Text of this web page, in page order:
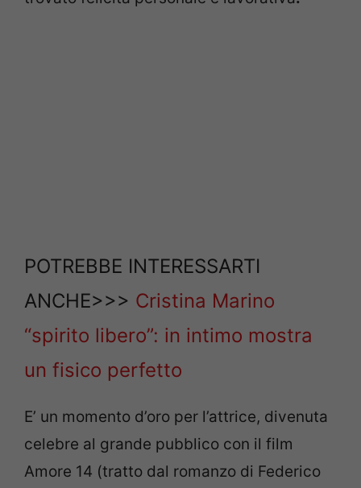
POTREBBE INTERESSARTI
ANCHE>>> Cristina Marino
“spirito libero”: in intimo mostra
un fisico perfetto
E’ un momento d’oro per l’attrice, divenuta
celebre al grande pubblico con il film
Amore 14 (tratto dal romanzo di Federico